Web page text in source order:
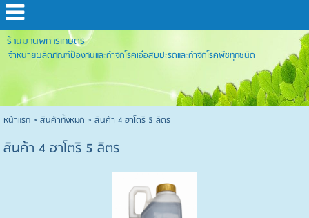
ร้านมานพการเกษตร
จำหน่ายผลิตภัณฑ์ป้องกันและกำจัดโรคเอ๋อสับปะรดและกำจัดโรคพืชทุกชนิด
หน้าแรก> สินค้าทั้งหมด > สินค้า 4 ฮาโตริ 5 ลิตร
สินค้า 4 ฮาโตริ 5 ลิตร